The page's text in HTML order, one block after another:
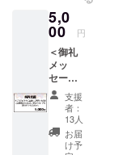
ウドファン
ディングを
実施致しま
す。皆様の
ご支援を糧
に震災で傷
ついた能登
の方々に元
円全て
同じに
す。
※CAMP
FIREの
メッ
セージ
機能よ
り御礼
メッ
デザイ
ンで
す！ ※
デザイ
ンはお
選びい
ただけ
ません
※ステッ
カーサ
イズ：
5,0
00 円
＜御礼
メッ
セージ
を送り
いたし
ます＞
本プロ
ジェク
支援
者：
13人
お届
け予